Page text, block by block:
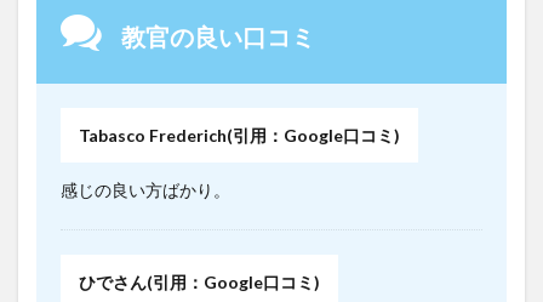
教官の良い口コミ
Tabasco Frederich(引用：Google口コミ)
感じの良い方ばかり。
ひでさん(引用：Google口コミ)